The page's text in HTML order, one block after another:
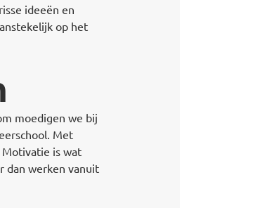
ideeën en
op het
moedigen we bij
Met
is wat
dan werken vanuit